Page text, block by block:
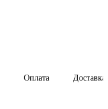
Оплата Доставка